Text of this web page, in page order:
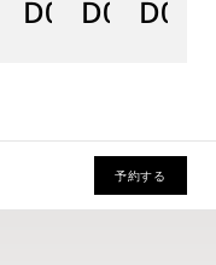
D0 D0 D000
予約する